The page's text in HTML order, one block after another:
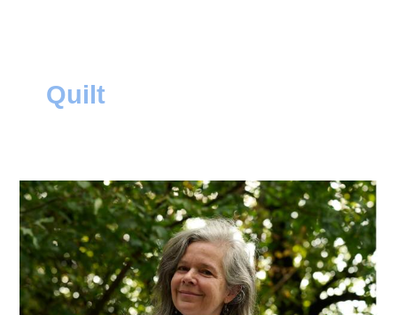
Quilt